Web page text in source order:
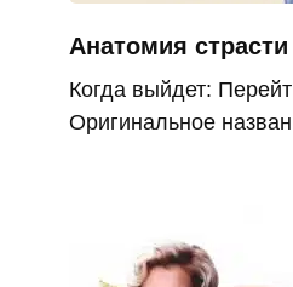
Анатомия страсти
Когда выйдет:
Оригинальное